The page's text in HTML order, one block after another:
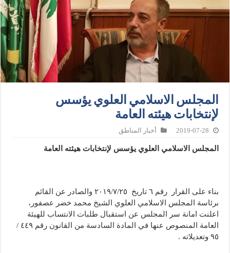
المجلس الاسلامي العلوي يؤسس
لإنتخابات هيئته العامة
2019-07-28 أخبار المناطق
المجلس الاسلامي العلوي يؤسس لإنتخابات هيئته العامة
بناء على القرار رقم ٦ تاريخ ٢٠١٩/٧/٢٥ والصادر عن القائم
برئاسة المجلس الاسلامي العلوي الشيخ محمد خضر عصفور،
اعلنت امانة سر المجلس عن استقبال طلبات الانتساب للهيئة
العامة المنصوص عنها في المادة السادسة من القانون رقم ٤٤٩ /
٩٥ وتعديلاته .